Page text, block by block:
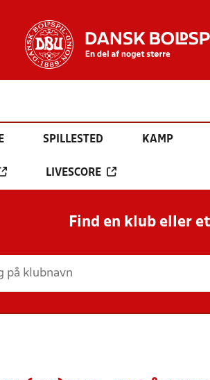
SPILLESTED KAMP
LIVESCORE
Find en klub eller